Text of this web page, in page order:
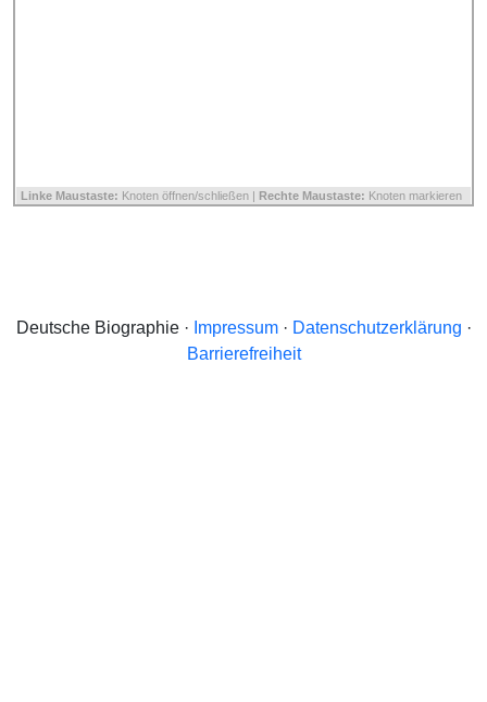
Linke Maustaste: Knoten öffnen/schließen | Rechte Maustaste: Knoten markieren
Deutsche Biographie · Impressum· Datenschutzerklärung ·
Barrierefreiheit